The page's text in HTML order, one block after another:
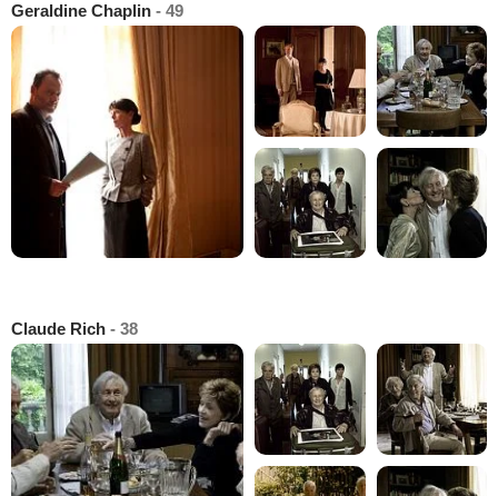
Geraldine Chaplin - 49
Claude Rich - 38